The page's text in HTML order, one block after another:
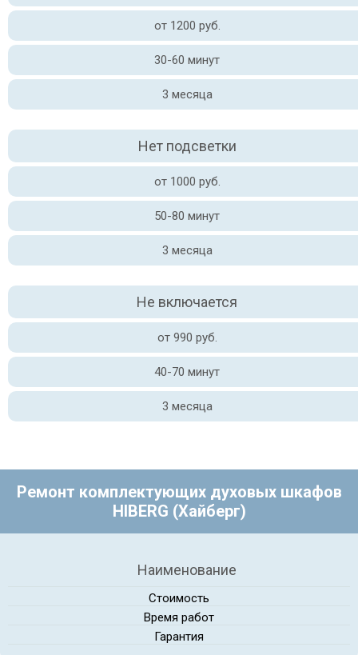
от 1200 руб.
30-60 минут
3 месяца
Нет подсветки
от 1000 руб.
50-80 минут
3 месяца
Не включается
от 990 руб.
40-70 минут
3 месяца
Ремонт комплектующих духовых шкафов
HIBERG (Хайберг)
Наименование
Стоимость
Время работ
Гарантия